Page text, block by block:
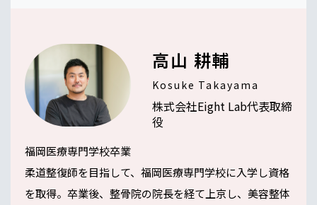
高山 耕輔
Kosuke Takayama
株式会社Eight Lab代表取締
役
福岡医療専門学校卒業
柔道整復師を目指して、福岡医療専門学校に入学し資格
を取得。卒業後、整骨院の院長を経て上京し、美容整体